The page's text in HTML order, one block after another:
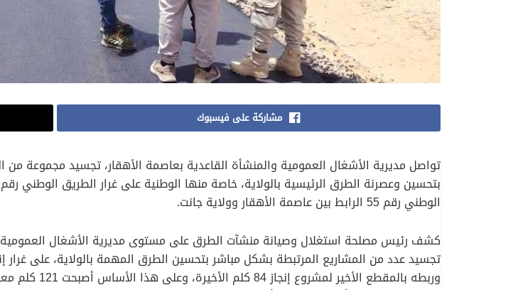
مشاركة على فيسبوك
تواصل مديرية الأشغال العمومية والمنشأة القاعدية بعاصمة الأهقار، تجسيد مجموعة من
الوطني رقم 55 الرابط بين عاصمة الأهقار وولاية جانت.
كشف رئيس مصلحة استغلال وصيانة منشآت الطرق على مستوى مديرية الأشغال
وربطه بالمقطع الأخير لمشروع إنجاز 84 كلم الأخيرة، وعلى هذا الأساس أصبحت 121 كلم معبدة ومتواصلة ومفتوحة أمام مستعملي الطريق.